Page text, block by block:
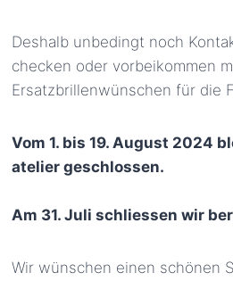
­Deshalb unbedingt noch
checken oder vorbeikommen
Ersatzbrillenwünschen für die
Vom 1. bis 19. August 2024
atelier geschlossen.
Am 31. Juli schliessen wir
Wir wünschen einen schönen